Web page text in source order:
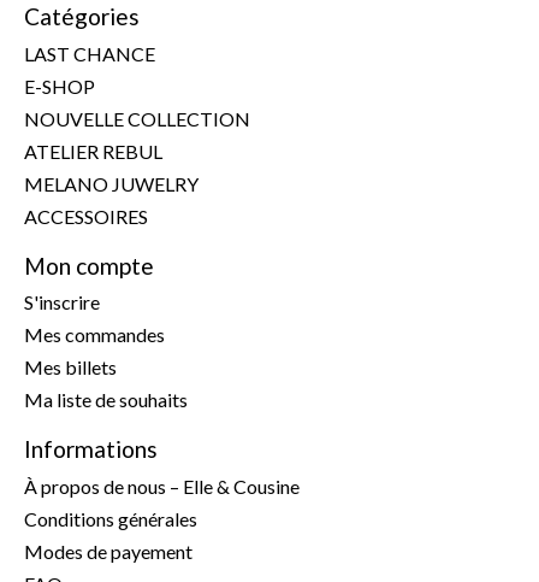
Catégories
LAST CHANCE
E-SHOP
NOUVELLE COLLECTION
ATELIER REBUL
MELANO JUWELRY
ACCESSOIRES
Mon compte
S'inscrire
Mes commandes
Mes billets
Ma liste de souhaits
Informations
À propos de nous – Elle & Cousine
Conditions générales
Modes de payement